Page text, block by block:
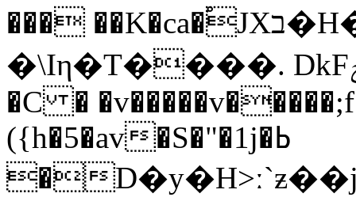
��� ��K�ca�֠JXב�H�t� �:�0^��8
�\Iη�T����. DkFݯ�BzXt�)�`��O �qU'�/
�C �
({h�5�av�S�"�1j�ߕ
�